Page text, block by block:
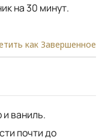
на 30 минут.
как Завершенное
ваниль.
почти до